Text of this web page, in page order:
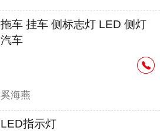
拖车 挂车 侧标志灯 LED 侧灯
汽车
奚海燕
LED指示灯